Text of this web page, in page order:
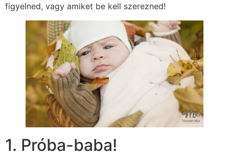
figyelned, vagy amiket be kell szerezned!
1. Próba-baba!